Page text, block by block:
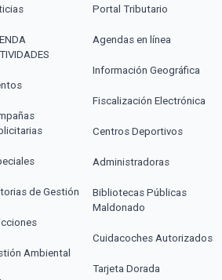
de Gestión
Ambiental
Portal Tributario
Agendas en línea
Información Geográfica
Fiscalización Electrónica
Centros Deportivos
Administradoras
Bibliotecas Públicas
Maldonado
Cuidacoches Autorizados
Tarjeta Dorada